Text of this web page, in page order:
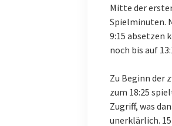
Mitte der
Spielminuten.
9:15 absetzen
noch bis auf
Zu Beginn der
zum 18:25
Zugriff, was
unerklärlich.